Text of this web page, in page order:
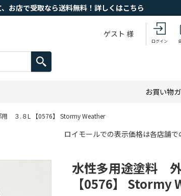
お店で受取なら送料無料！詳しくはこちら
ゲスト 様
ログイン
お買い物
３.８L 【0576】 Stormy Weather
ロイモールでの表示価格は各店舗で
水性多用途塗料
【0576】 Stormy